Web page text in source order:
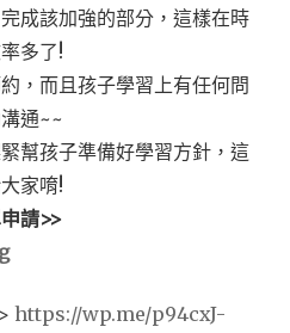
成該加強的部分，這樣在時
多了!
，而且孩子學習上有任何問
通~~
幫孩子準備好學習方針，這
家唷!
請>>
https://wp.me/p94cxJ-